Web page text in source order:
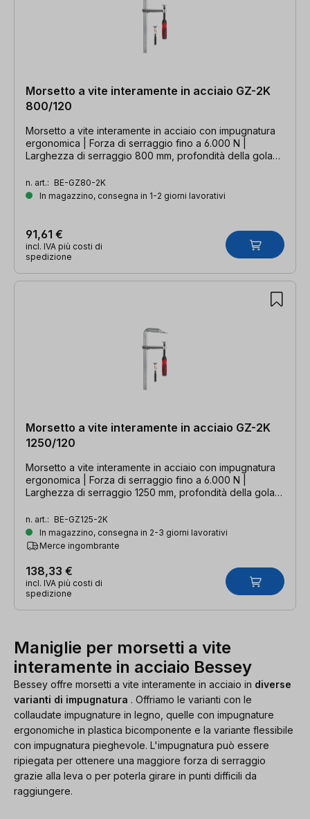
Morsetto a vite interamente in acciaio GZ-2K
800/120
Morsetto a vite interamente in acciaio con impugnatura
ergonomica | Forza di serraggio fino a 6.000 N |
Larghezza di serraggio 800 mm, profondità della gola
n. art.: BE-GZ80-2K
In magazzino, consegna in 1-2 giorni lavorativi
91,61 €
incl. IVA più costi di
spedizione
Morsetto a vite interamente in acciaio GZ-2K
1250/120
Morsetto a vite interamente in acciaio con impugnatura
ergonomica | Forza di serraggio fino a 6.000 N |
Larghezza di serraggio 1250 mm, profondità della gola
n. art.: BE-GZ125-2K
In magazzino, consegna in 2-3 giorni lavorativi
Merce ingombrante
138,33 €
incl. IVA più costi di
spedizione
Maniglie per morsetti a vite
interamente in acciaio Bessey
Bessey offre morsetti a vite interamente in acciaio in diverse
varianti di impugnatura . Offriamo le varianti con le
collaudate impugnature in legno, quelle con impugnature
ergonomiche in plastica bicomponente e la variante flessibile
con impugnatura pieghevole. L'impugnatura può essere
ripiegata per ottenere una maggiore forza di serraggio
grazie alla leva o per poterla girare in punti difficili da
raggiungere.